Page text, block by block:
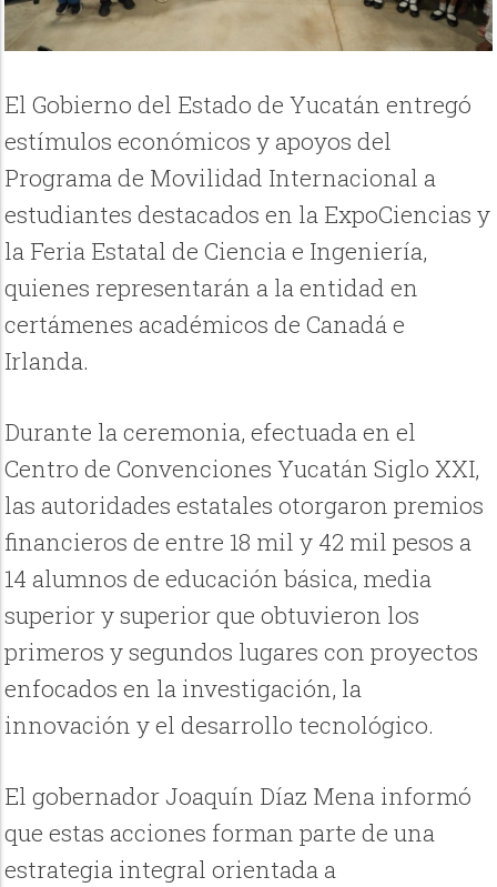
El Gobierno del Estado de Yucatán entregó
estímulos económicos y apoyos del
Programa de Movilidad Internacional a
estudiantes destacados en la ExpoCiencias y
la Feria Estatal de Ciencia e Ingeniería,
quienes representarán a la entidad en
certámenes académicos de Canadá e
Irlanda.
Durante la ceremonia, efectuada en el
Centro de Convenciones Yucatán Siglo XXI,
las autoridades estatales otorgaron premios
financieros de entre 18 mil y 42 mil pesos a
14 alumnos de educación básica, media
superior y superior que obtuvieron los
primeros y segundos lugares con proyectos
enfocados en la investigación, la
innovación y el desarrollo tecnológico.
El gobernador Joaquín Díaz Mena informó
que estas acciones forman parte de una
estrategia integral orientada a